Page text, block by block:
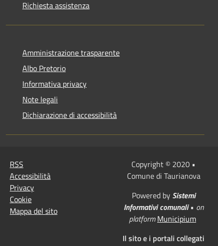
Richiesta assistenza
Amministrazione trasparente
Albo Pretorio
Informativa privacy
Note legali
Dichiarazione di accessibilità
RSS
Accessibilità
Privacy
Cookie
Mappa del sito
Copyright © 2020 •
Comune di Taurianova
Powered by Sistemi
Informativi comunali• on
platform Municipium
Il sito e i portali collegati